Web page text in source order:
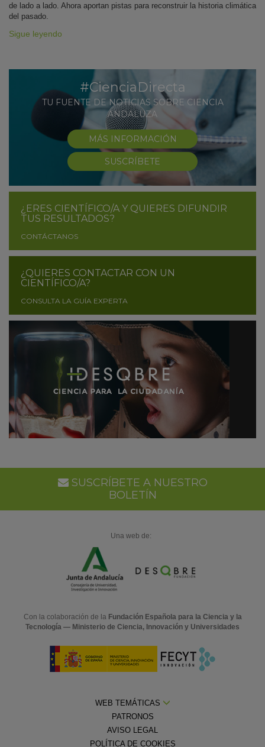
de lado a lado. Ahora aportan pistas para reconstruir la historia climática
del pasado.
Sigue leyendo
#CienciaDirecta
TU FUENTE DE NOTICIAS SOBRE CIENCIA
ANDALUZA
MÁS INFORMACIÓN
SUSCRÍBETE
¿ERES CIENTÍFICO/A Y QUIERES DIFUNDIR
TUS RESULTADOS?
CONTÁCTANOS
¿QUIERES CONTACTAR CON UN
CIENTÍFICO/A?
CONSULTA LA GUÍA EXPERTA
SUSCRÍBETE A NUESTRO
BOLETÍN
Una web de:
Con la colaboración de la Fundación Española para la Ciencia y la
Tecnología — Ministerio de Ciencia, Innovación y Universidades
WEB TEMÁTICAS
PATRONOS
AVISO LEGAL
POLÍTICA DE COOKIES